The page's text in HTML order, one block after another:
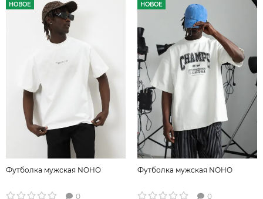
НОВОЕ
Футболка мужская NOHO
0
НОВОЕ
Футболка мужская NOHO
0